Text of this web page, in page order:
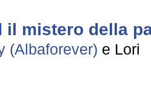
il mistero della
(Albaforever) e Lori